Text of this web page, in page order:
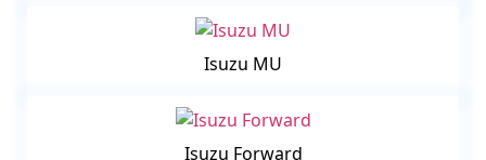
Isuzu MU
Isuzu Forward